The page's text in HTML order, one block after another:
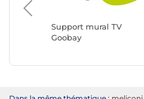
Support mural TV
Goobay